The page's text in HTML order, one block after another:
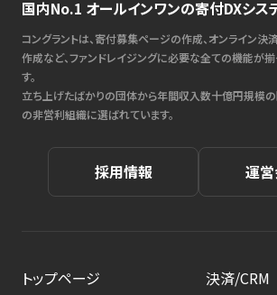
国内No.1 オールインワンの寄付DXシス
コングラントは、寄付募集ページの作成、オンライン決
作成など、ファンドレイジングに必要な全ての機能が
す。
立ち上げたばかりの団体から年間収入数十億円規模
の非営利組織に選ばれています。
採用情報 運
トップページ
決済/CRM